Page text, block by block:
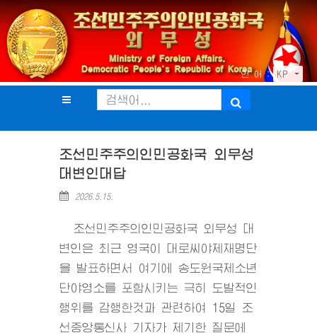
언 어 : KP
조선민주주의인민공화국 외무성
대변인대답
2026.5.15.
조선민주주의인민공화국 외무성 대
변인은 최근 영국이 대로씨야제재명단
을 발표하면서 여기에 송도원국제소년
단야영소를 포함시키는 극히 도발적인
행위를 감행한것과 관련하여 15일 조
선중앙통신사 기자가 제기한 질문에